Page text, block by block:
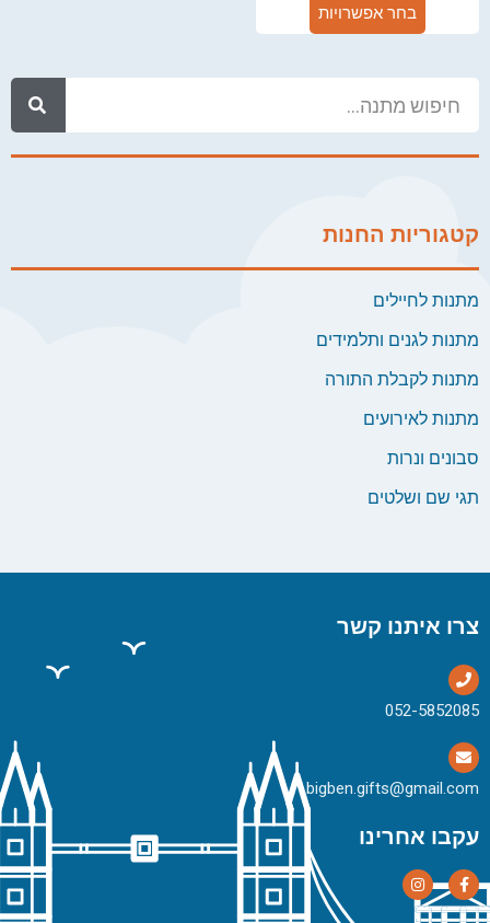
קטגוריות החנות
מתנות לחיילים
מתנות לגנים ותלמידים
מתנות לקבלת התורה
מתנות לאירועים
סבונים ונרות
תגי שם ושלטים
בחר אפשרויות
צרו איתנו קשר
bigben.gifts@gmail.com
עקבו אחרינו